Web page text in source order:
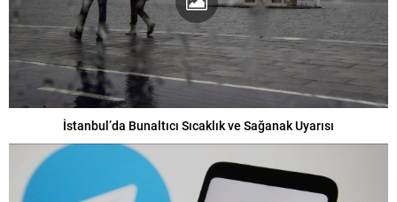
İstanbul’da Bunaltıcı Sıcaklık ve Sağanak Uyarısı